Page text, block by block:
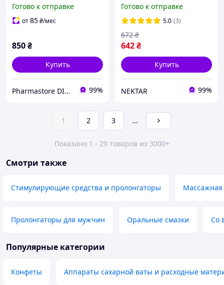
салатов и блюд со сладко-
пряным вкусом.
Готово к отправке
от85₴/мес
850₴
Купить
Pharmastore DISCOUNT 99%
вкус уникальный медово-
пряный аромат
Готово к отправке
5.0 (3)
642₴
672 ₴
Купить
NEKTAR 99%
1 2 3 ...
Показано 1 - 29 товаров из 3000+
Смотри также
Стимулирующие средства и пролонгаторы Массажная
Пролонгаторы для мужчин Оральные смазки Со
Популярные категории
Конфеты Аппараты сахарной ваты и расходные